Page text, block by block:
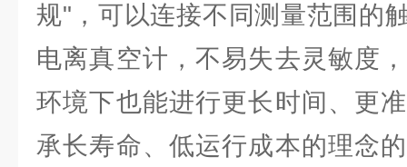
规"，可以连接不同测量范围的
电离真空计，不易失去灵敏度
环境下也能进行更长时间、更
承长寿命、低运行成本的理念